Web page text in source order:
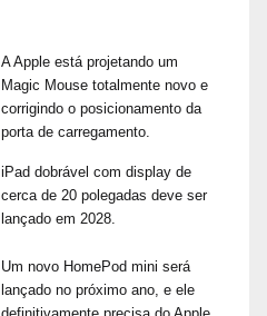
A Apple está projetando um
Magic Mouse totalmente novo e
corrigindo o posicionamento da
porta de carregamento.
iPad dobrável com display de
cerca de 20 polegadas deve ser
lançado em 2028.
Um novo HomePod mini será
lançado no próximo ano, e ele